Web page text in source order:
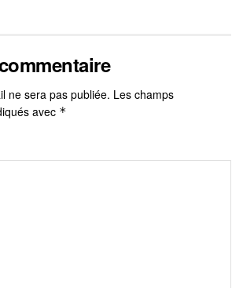
ne sera pas publiée. Les champs
avec *